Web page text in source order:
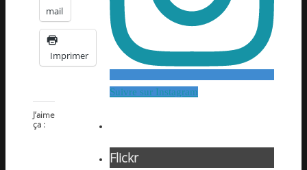
mail
Imprimer
J’aime
ça :
Suivre sur Instagram
Flickr